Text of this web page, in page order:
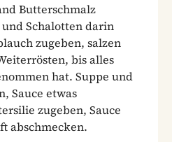
Butterschmalz
Schalotten darin
zugeben, salzen
bis alles
hat. Suppe und
Sauce etwas
zugeben, Sauce
abschmecken.